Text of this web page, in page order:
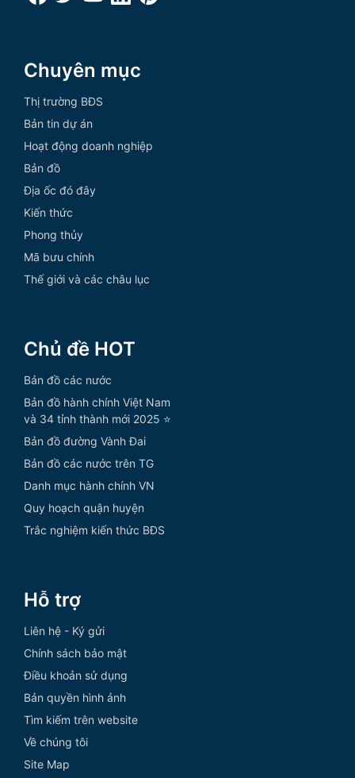
Chuyên mục
Thị trường BĐS
Bản tin dự án
Hoạt động doanh nghiệp
Bản đồ
Địa ốc đó đây
Kiến thức
Phong thủy
Mã bưu chính
Thế giới và các châu lục
Chủ đề HOT
Bản đồ các nước
Bản đồ hành chính Việt Nam
và 34 tỉnh thành mới 2025 ⭐
Bản đồ đường Vành Đai
Bản đồ các nước trên TG
Danh mục hành chính VN
Quy hoạch quận huyện
Trắc nghiệm kiến thức BĐS
Hỗ trợ
Liên hệ - Ký gửi
Chính sách bảo mật
Điều khoản sử dụng
Bản quyền hình ảnh
Tìm kiếm trên website
Về chúng tôi
Site Map